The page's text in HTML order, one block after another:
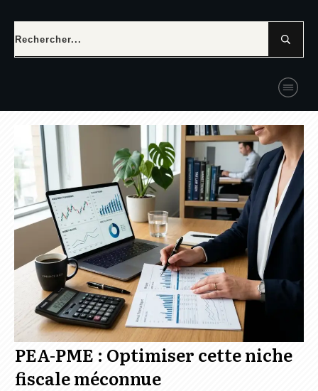
PEA-PME : Optimiser cette niche
fiscale méconnue